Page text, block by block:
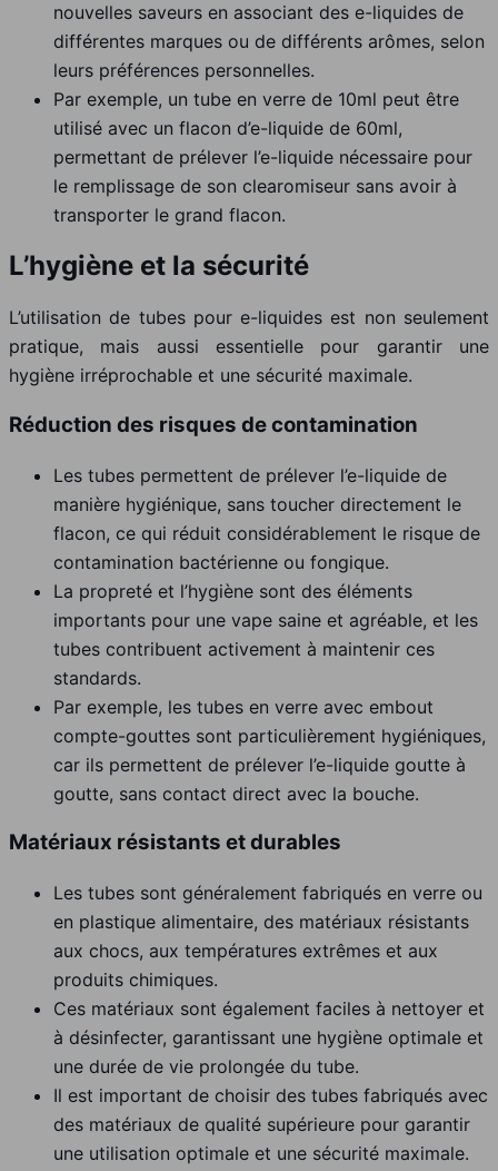
nouvelles saveurs en associant des e-liquides de
différentes marques ou de différents arômes, selon
leurs préférences personnelles.
Par exemple, un tube en verre de 10ml peut être
utilisé avec un flacon d’e-liquide de 60ml,
permettant de prélever l’e-liquide nécessaire pour
le remplissage de son clearomiseur sans avoir à
transporter le grand flacon.
L’hygiène et la sécurité
L’utilisation de tubes pour e-liquides est non seulement
pratique, mais aussi essentielle pour garantir une
hygiène irréprochable et une sécurité maximale.
Réduction des risques de contamination
Les tubes permettent de prélever l’e-liquide de
manière hygiénique, sans toucher directement le
flacon, ce qui réduit considérablement le risque de
contamination bactérienne ou fongique.
La propreté et l’hygiène sont des éléments
importants pour une vape saine et agréable, et les
tubes contribuent activement à maintenir ces
standards.
Par exemple, les tubes en verre avec embout
compte-gouttes sont particulièrement hygiéniques,
car ils permettent de prélever l’e-liquide goutte à
goutte, sans contact direct avec la bouche.
Matériaux résistants et durables
Les tubes sont généralement fabriqués en verre ou
en plastique alimentaire, des matériaux résistants
aux chocs, aux températures extrêmes et aux
produits chimiques.
Ces matériaux sont également faciles à nettoyer et
à désinfecter, garantissant une hygiène optimale et
une durée de vie prolongée du tube.
Il est important de choisir des tubes fabriqués avec
des matériaux de qualité supérieure pour garantir
une utilisation optimale et une sécurité maximale.